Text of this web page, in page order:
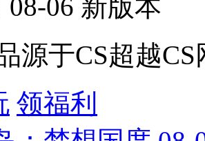
08-06 新版本
源于CS超越CS
领福利